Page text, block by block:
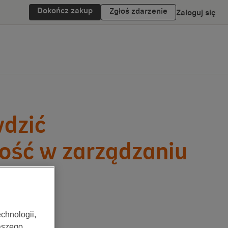
Dokończ zakup Zgłoś zdarzenie Zaloguj się
w zarządzaniu